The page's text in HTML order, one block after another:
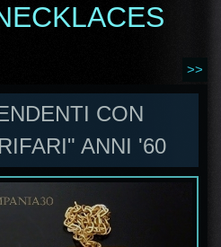
>>
CON
ANNI '60